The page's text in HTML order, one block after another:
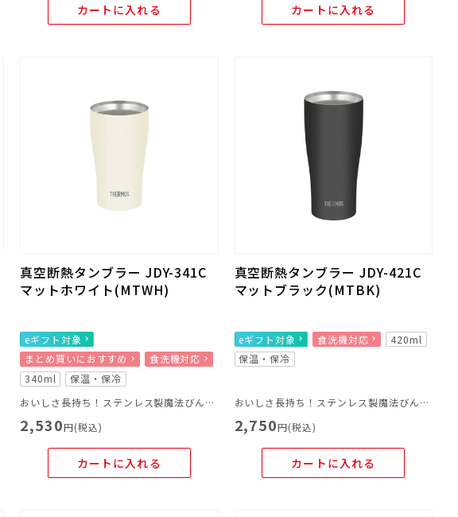
カートに入れる カートに入れる
真空断熱タンブラー JDY-341C
マットホワイト(MTWH)
eギフト対象
まとめ買いにおすすめ
食洗機対応
340ml
保温・保冷
おいしさ長持ち！ステンレス製魔法びん構造のタンブラー
2,530円(税込)
カートに入れる
真空断熱タンブラー JDY-421C
マットブラック(MTBK)
eギフト対象 食洗機対応
420ml
保温・保冷
おいしさ長持ち！ステンレス製魔法びん構造のタンブラー
2,750円(税込)
カートに入れる